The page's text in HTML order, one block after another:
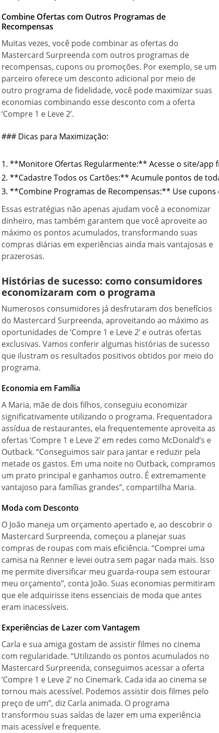
Combine Ofertas com Outros Programas de
Recompensas
Muitas vezes, você pode combinar as ofertas do
Mastercard Surpreenda com outros programas de
recompensas, cupons ou promoções. Por exemplo, se um
parceiro oferece um desconto adicional por meio de
outro programa de fidelidade, você pode maximizar suas
economias combinando esse desconto com a oferta
‘Compre 1 e Leve 2’.
### Dicas para Maximização:
1. **Monitore Ofertas Regularmente:** Acesse o site/app
2. **Cadastre Todos os Cartões:** Acumule pontos de
Essas estratégias não apenas ajudam você a economizar
dinheiro, mas também garantem que você aproveite ao
máximo os pontos acumulados, transformando suas
compras diárias em experiências ainda mais vantajosas e
prazerosas.
Histórias de sucesso: como consumidores
economizaram com o programa
Numerosos consumidores já desfrutaram dos benefícios
do Mastercard Surpreenda, aproveitando ao máximo as
oportunidades de ‘Compre 1 e Leve 2’ e outras ofertas
exclusivas. Vamos conferir algumas histórias de sucesso
que ilustram os resultados positivos obtidos por meio do
programa.
Economia em Família
A Maria, mãe de dois filhos, conseguiu economizar
significativamente utilizando o programa. Frequentadora
assídua de restaurantes, ela frequentemente aproveita as
ofertas ‘Compre 1 e Leve 2’ em redes como McDonald’s e
Outback. “Conseguimos sair para jantar e reduzir pela
metade os gastos. Em uma noite no Outback, compramos
um prato principal e ganhamos outro. É extremamente
vantajoso para famílias grandes”, compartilha Maria.
Moda com Desconto
O João maneja um orçamento apertado e, ao descobrir o
Mastercard Surpreenda, começou a planejar suas
compras de roupas com mais eficiência. “Comprei uma
camisa na Renner e levei outra sem pagar nada mais. Isso
me permite diversificar meu guarda-roupa sem estourar
meu orçamento”, conta João. Suas economias permitiram
que ele adquirisse itens essenciais de moda que antes
eram inacessíveis.
Experiências de Lazer com Vantagem
Carla e sua amiga gostam de assistir filmes no cinema
com regularidade. “Utilizando os pontos acumulados no
Mastercard Surpreenda, conseguimos acessar a oferta
‘Compre 1 e Leve 2’ no Cinemark. Cada ida ao cinema se
tornou mais acessível. Podemos assistir dois filmes pelo
preço de um”, diz Carla animada. O programa
transformou suas saídas de lazer em uma experiência
mais acessível e frequente.